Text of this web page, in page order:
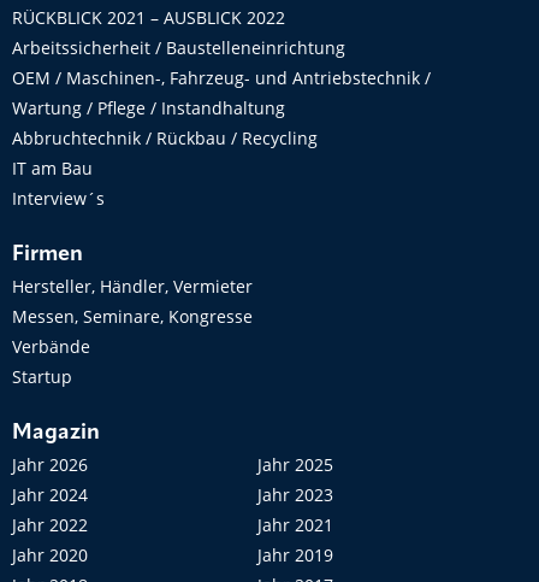
RÜCKBLICK 2021 – AUSBLICK 2022
Arbeitssicherheit / Baustelleneinrichtung
OEM / Maschinen-, Fahrzeug- und Antriebstechnik /
Wartung / Pflege / Instandhaltung
Abbruchtechnik / Rückbau / Recycling
IT am Bau
Interview´s
Firmen
Hersteller, Händler, Vermieter
Messen, Seminare, Kongresse
Verbände
Startup
Magazin
Jahr 2026
Jahr 2025
Jahr 2024
Jahr 2023
Jahr 2022
Jahr 2021
Jahr 2020
Jahr 2019